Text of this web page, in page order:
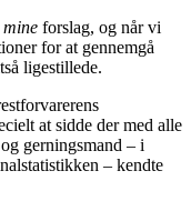
mine forslag, og når vi
for at gennemgå
ligestillede.
at sidde der med alle
gerningsmand – i
– kendte